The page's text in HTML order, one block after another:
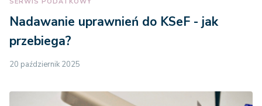
Nadawanie uprawnień do KSeF - jak
przebiega?
20 październik 2025